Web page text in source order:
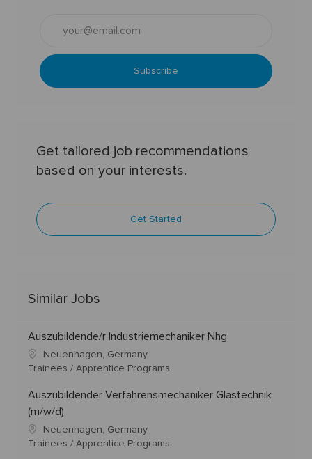
Email
address
Subscribe
Get tailored job recommendations
based on your interests.
Get Started
Similar Jobs
Auszubildende/r Industriemechaniker Nhg
Neuenhagen, Germany
Trainees / Apprentice Programs
Auszubildender Verfahrensmechaniker Glastechnik
(m/w/d)
Neuenhagen, Germany
Trainees / Apprentice Programs